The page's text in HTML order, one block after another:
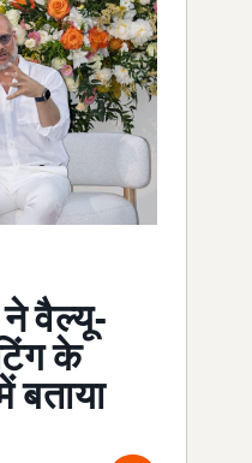
वैल्यू-
के
बताया